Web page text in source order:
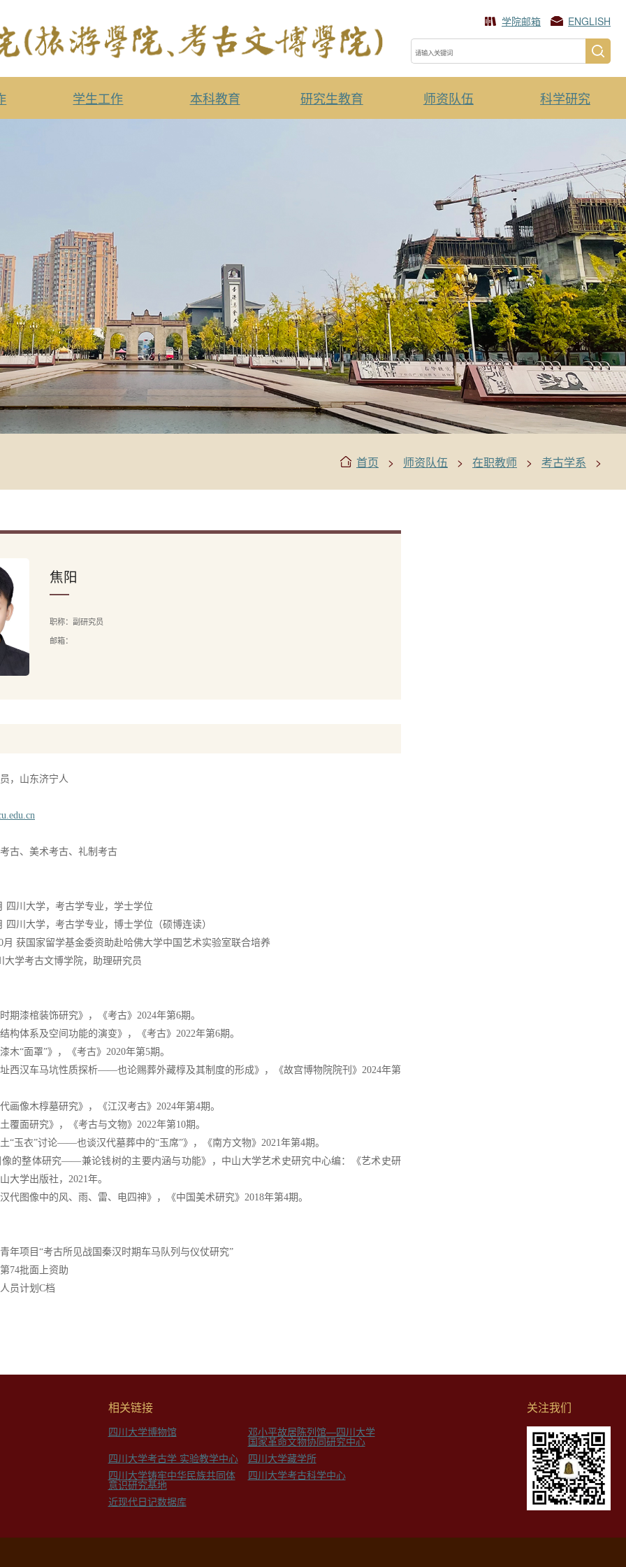
学院邮箱 ENGLISH
学生工作 本科教育 研究生教育 师资队伍 科学研究
首页 > 师资队伍 > 在职教师 > 考古学系 >
焦阳
职称：副研究员
邮箱：
，山东济宁人
古、美术考古、礼制考古
四川大学，考古学专业，学士学位
四川大学，考古学专业，博士学位（硕博连读）
月 获国家留学基金委资助赴哈佛大学中国艺术实验室联合培养
大学考古文博学院，助理研究员
期漆棺装饰研究》，《考古》2024年第6期。
构体系及空间功能的演变》，《考古》2022年第6期。
木“面罩”》，《考古》2020年第5期。
西汉车马坑性质探析——也论赐葬外藏椁及其制度的形成》，《故宫博物院院刊》2024年第
画像木椁墓研究》，《江汉考古》2024年第4期。
覆面研究》，《考古与文物》2022年第10期。
“玉衣”讨论——也谈汉代墓葬中的“玉席”》，《南方文物》2021年第4期。
的整体研究——兼论钱树的主要内涵与功能》，中山大学艺术史研究中心编：《艺术史研
大学出版社，2021年。
代图像中的风、雨、雷、电四神》，《中国美术研究》2018年第4期。
年项目“考古所见战国秦汉时期车马队列与仪仗研究”
74批面上资助
员计划C档
相关链接
四川大学博物馆 邓小平故居陈列馆—四川大学
国家革命文物协同研究中心
四川大学考古学 实验教学中心
四川大学藏学所
四川大学铸牢中华民族共同体
意识研究基地
四川大学考古科学中心
近现代日记数据库
关注我们